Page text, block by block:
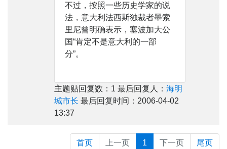
不过，按照一些历史学家的说
法，意大利法西斯独裁者墨索
里尼曾明确表示，塞波加大公
国“肯定不是意大利的一部
分”。
主题贴回复数：1 最后回复人： 海明
城市长 最后回复时间：2006-04-02
13:37
首页 上一页 1 下一页 尾页